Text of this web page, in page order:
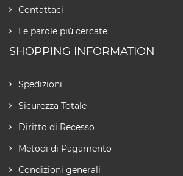
Contattaci
Le parole più cercate
SHOPPING INFORMATION
Spedizioni
Sicurezza Totale
Diritto di Recesso
Metodi di Pagamento
Condizioni generali